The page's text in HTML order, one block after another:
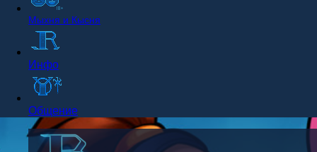
Мыхня и Кысня
Инфо
Общение